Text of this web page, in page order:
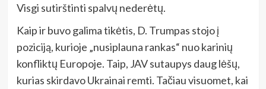
Visgi sutirštinti spalvų nederėtų.
Kaip ir buvo galima tikėtis, D. Trumpas stojo į
poziciją, kurioje „nusiplauna rankas“ nuo karinių
konfliktų Europoje. Taip, JAV sutaupys daug lėšų,
kurias skirdavo Ukrainai remti. Tačiau visuomet, kai